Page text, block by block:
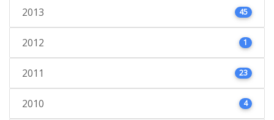
2013 45
2012 1
2011 23
2010 4